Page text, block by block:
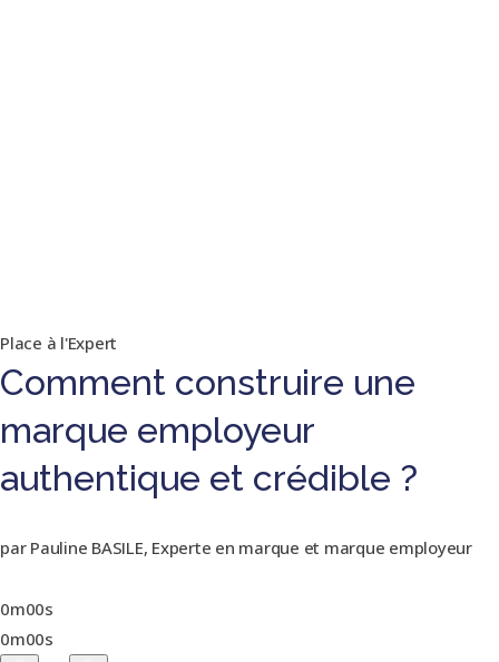
Place à l'Expert
Comment construire une
marque employeur
authentique et crédible ?
par Pauline BASILE, Experte en marque et marque employeur
0m00s
0m00s